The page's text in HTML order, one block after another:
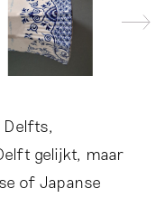
Delfts,
gelijkt, maar
of Japanse